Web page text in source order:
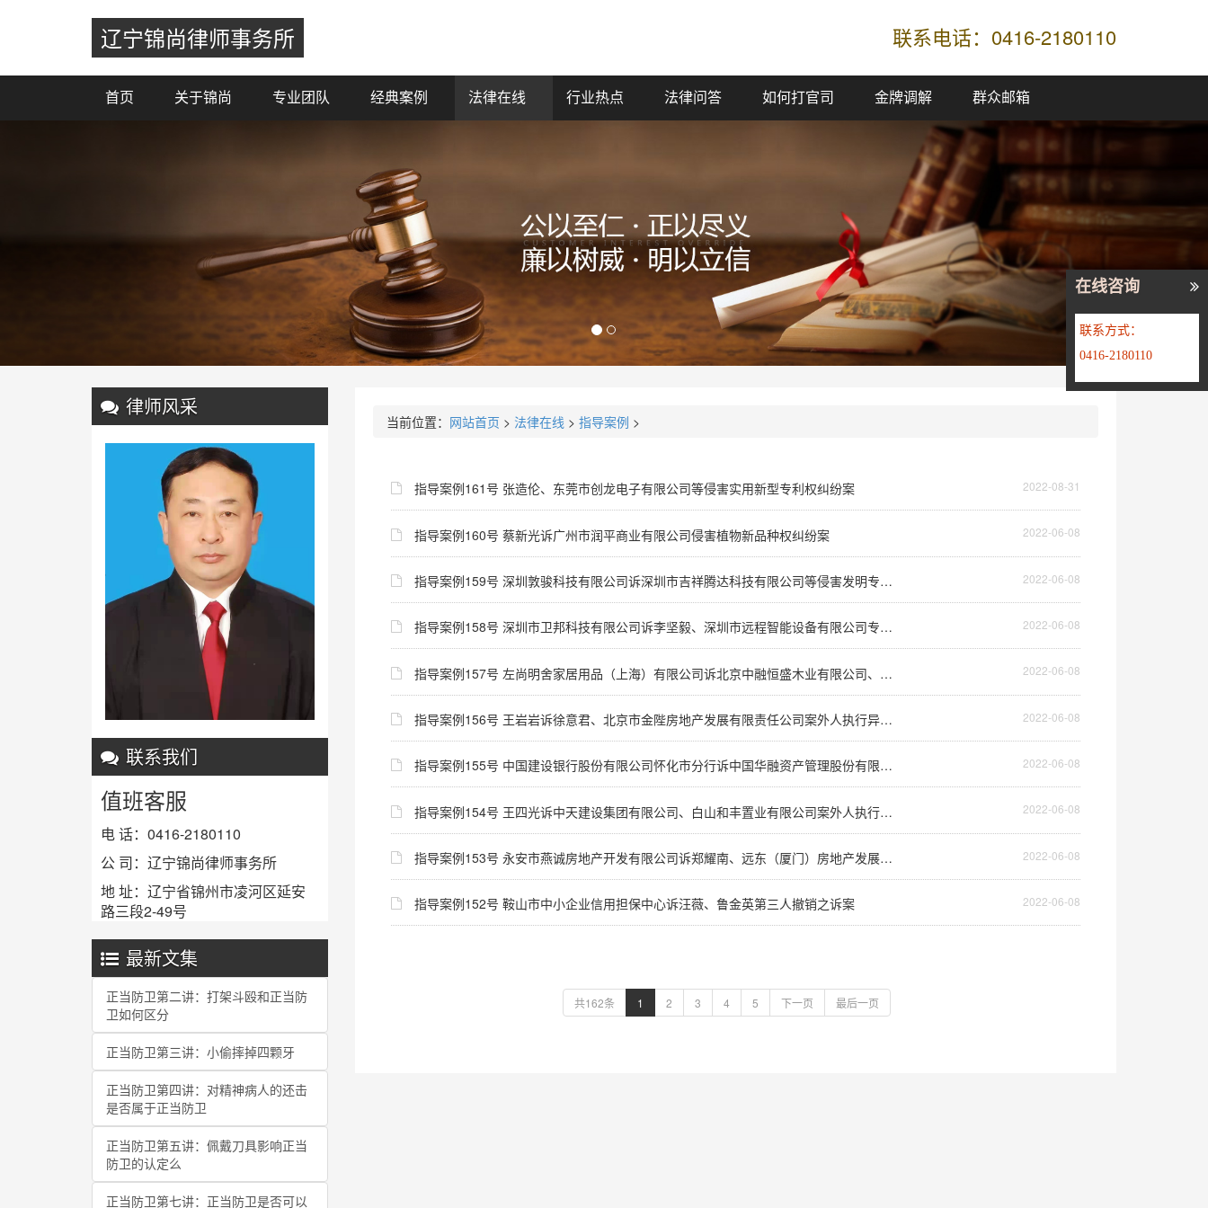
辽宁锦尚律师事务所 联系电话：0416-2180110
首页 关于锦尚 专业团队 经典案例 法律在线 行业热点 法律问答 如何打官司 金牌调解 群众邮箱
Next
律师风采
联系我们
值班客服
电 话：0416-2180110
公 司：辽宁锦尚律师事务所
地 址：辽宁省锦州市凌河区延安
路三段2-49号
最新文集
正当防卫第二讲：打架斗殴和正当防
卫如何区分
正当防卫第三讲：小偷摔掉四颗牙
正当防卫第四讲：对精神病人的还击
是否属于正当防卫
正当防卫第五讲：佩戴刀具影响正当
防卫的认定么
正当防卫第七讲：正当防卫是否可以
当前位置： 网站首页 > 法律在线 > 指导案例 >
指导案例161号 张造伦、东莞市创龙电子有限公司等侵害实用新型专利权纠纷案 2022-08-31
指导案例160号 蔡新光诉广州市润平商业有限公司侵害植物新品种权纠纷案 2022-06-08
指导案例159号 深圳敦骏科技有限公司诉深圳市吉祥腾达科技有限公司等侵害发明专利权纠纷案 2022-06-08
指导案例158号 深圳市卫邦科技有限公司诉李坚毅、深圳市远程智能设备有限公司专利权权属纠纷案 2022-06-08
指导案例157号 左尚明舍家居用品（上海）有限公司诉北京中融恒盛木业有限公司、南京梦阳家具销售中心侵害著作权纠纷案 2022-06-08
指导案例156号 王岩岩诉徐意君、北京市金陛房地产发展有限责任公司案外人执行异议之诉案 2022-06-08
指导案例155号 中国建设银行股份有限公司怀化市分行诉中国华融资产管理股份有限公司湖南省分公司等案外人执行异议之诉案 2022-06-08
指导案例154号 王四光诉中天建设集团有限公司、白山和丰置业有限公司案外人执行异议之诉案 2022-06-08
指导案例153号 永安市燕诚房地产开发有限公司诉郑耀南、远东（厦门）房地产发展有限公司等第三人撤销之诉案 2022-06-08
指导案例152号 鞍山市中小企业信用担保中心诉汪薇、鲁金英第三人撤销之诉案 2022-06-08
共162条 1 2 3 4 5 下一页 最后一页
在线咨询
联系方式：
0416-2180110